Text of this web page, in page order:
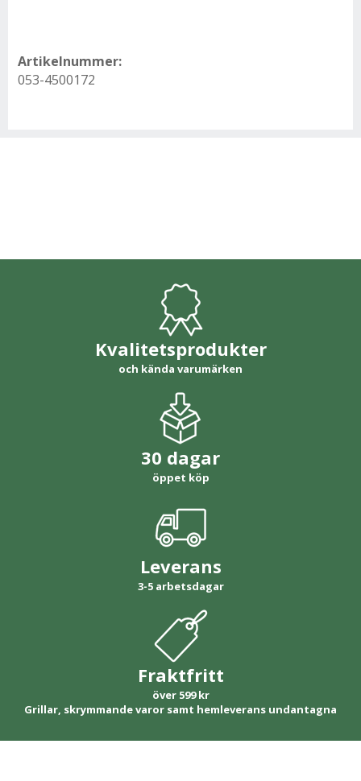
Artikelnummer:
053-4500172
Kvalitetsprodukter
och kända varumärken
30 dagar
öppet köp
Leverans
3-5 arbetsdagar
Fraktfritt
över 599 kr
Grillar, skrymmande varor samt hemleverans undantagna